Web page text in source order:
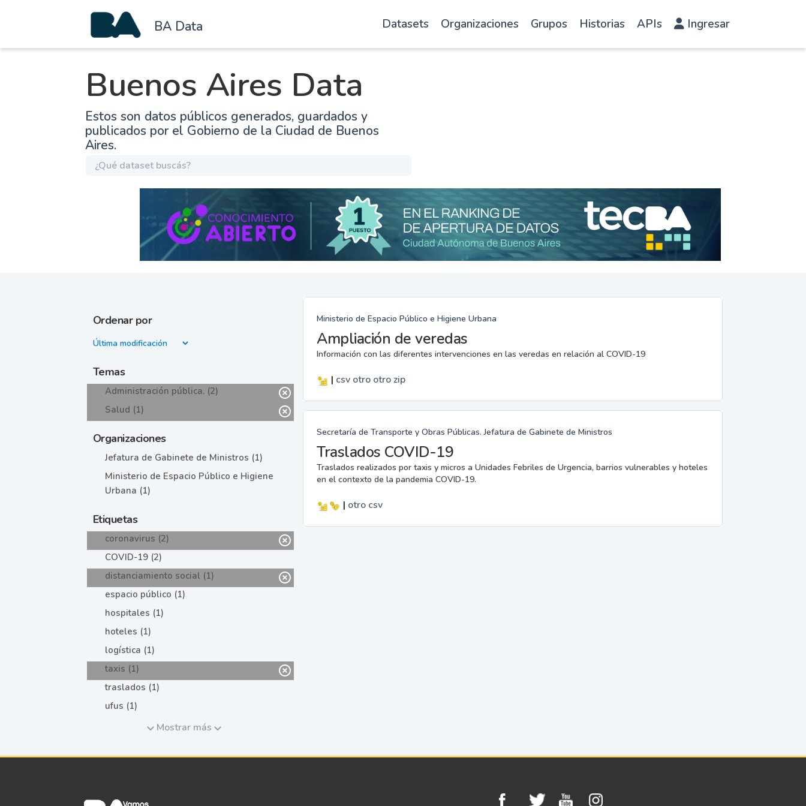
BA Data Datasets Organizaciones Grupos Historias APIs Ingresar
Buenos Aires Data
Estos son datos públicos generados, guardados y
publicados por el Gobierno de la Ciudad de Buenos
Aires.
Ordenar por
Temas
Administración pública. (2)
Salud (1)
Organizaciones
Jefatura de Gabinete de Ministros (1)
Ministerio de Espacio Público e Higiene
Urbana (1)
Etiquetas
coronavirus (2)
COVID-19 (2)
distanciamiento social (1)
espacio público (1)
hospitales (1)
hoteles (1)
logística (1)
taxis (1)
traslados (1)
ufus (1)
Mostrar más
Ministerio de Espacio Público e Higiene Urbana
Ampliación de veredas
Información con las diferentes intervenciones en las veredas en relación al COVID-19
| csv otro otrozip
Secretaría de Transporte y Obras Públicas. Jefatura de Gabinete de Ministros
Traslados COVID-19
Traslados realizados por taxis y micros a Unidades Febriles de Urgencia, barrios vulnerables y hoteles
en el contexto de la pandemia COVID-19.
| otro csv